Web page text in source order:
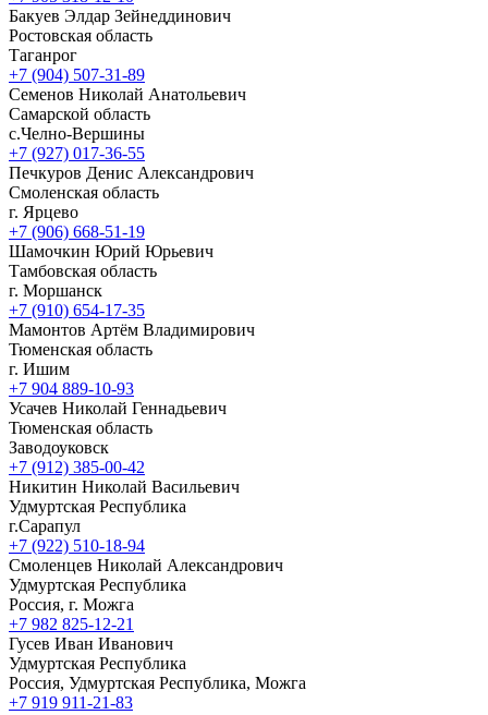
Бакуев Элдар Зейнеддинович
Ростовская область
Таганрог
+7 (904) 507-31-89
Семенов Николай Анатольевич
Самарской область
с.Челно-Вершины
+7 (927) 017-36-55
Печкуров Денис Александрович
Смоленская область
г. Ярцево
+7 (906) 668-51-19
Шамочкин Юрий Юрьевич
Тамбовская область
г. Моршанск
+7 (910) 654-17-35
Мамонтов Артём Владимирович
Тюменская область
г. Ишим
+7 904 889-10-93
Усачев Николай Геннадьевич
Тюменская область
Заводоуковск
+7 (912) 385-00-42
Никитин Николай Васильевич
Удмуртская Республика
г.Сарапул
+7 (922) 510-18-94
Смоленцев Николай Александрович
Удмуртская Республика
Россия, г. Можга
+7 982 825-12-21
Гусев Иван Иванович
Удмуртская Республика
Россия, Удмуртская Республика, Можга
+7 919 911-21-83